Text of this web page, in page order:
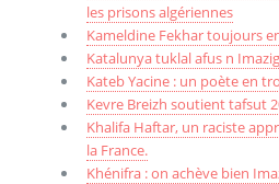
les prisons algériennes
Kameldine Fekhar toujours
Katalunya tuklal afus n
Kateb Yacine : un poète en
Kevre Breizh soutient tafsut
Khalifa Haftar, un raciste
la France.
Khénifra : on achève bien